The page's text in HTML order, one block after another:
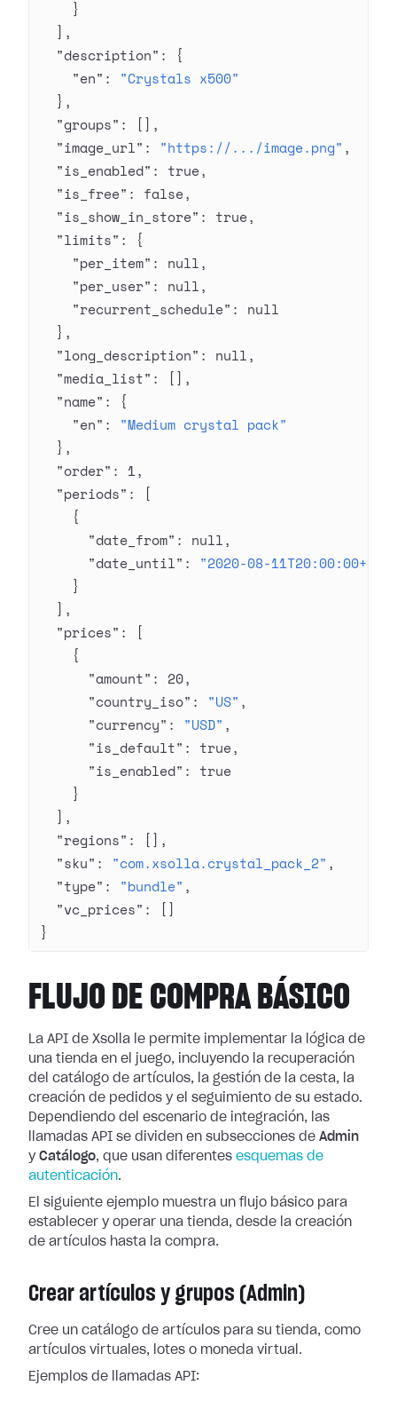
    }
  ],
  "description"
: {
    "en"
: "Crystals x500"
  },
  "groups"
: [],
  "image_url"
: "https://.../image.png" ,
  "is_enabled"
: true,
  "is_free"
: false,
  "is_show_in_store"
: true,
  "limits"
: {
    "per_item"
: null,
    "per_user"
: null,
    "recurrent_schedule"
: null
  },
  "long_description"
: null,
  "media_list"
: [],
  "name"
: {
    "en"
: "Medium crystal pack"
  },
  "order"
: 1,
  "periods"
: [
    {
      "date_from"
: null,
      "date_until"
: "2020-08-
    }
  ],
  "prices"
: [
    {
      "amount"
: 20,
      "country_iso"
: "US" ,
      "currency"
: "USD" ,
      "is_default"
: true,
      "is_enabled"
: true
    }
  ],
  "regions"
: [],
  "sku"
: "com.xsolla.crystal_pack_2" ,
  "type"
: "bundle" ,
  "vc_prices"
: []
}
FLUJO DE COMPRA BÁSICO
La API de Xsolla le permite implementar la lógica de
una tienda en el juego, incluyendo la recuperación
del catálogo de artículos, la gestión de la cesta, la
creación de pedidos y el seguimiento de su estado.
Dependiendo del escenario de integración, las
llamadas API se dividen en subsecciones de Admin
y Catálogo, que usan diferentes esquemas de
autenticación.
El siguiente ejemplo muestra un flujo básico para
establecer y operar una tienda, desde la creación
de artículos hasta la compra.
Crear artículos y grupos (Admin)
Cree un catálogo de artículos para su tienda, como
artículos virtuales, lotes o moneda virtual.
Ejemplos de llamadas API: